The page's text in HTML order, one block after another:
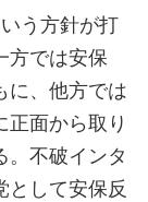
う方針が打
方では安保
に、他方では
正面から取り
。不破インタ
として安保反